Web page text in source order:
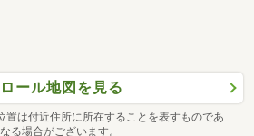
ール地図を見る
置は付近住所に所在することを表すものであ
る場合がございます。